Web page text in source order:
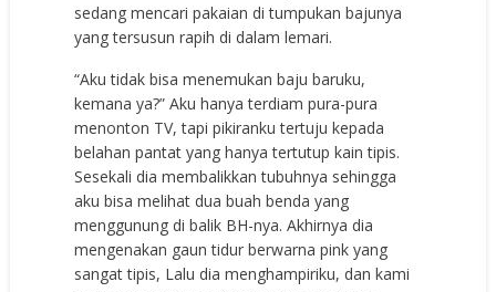
sedang mencari pakaian di tumpukan bajunya
yang tersusun rapih di dalam lemari.
“Aku tidak bisa menemukan baju baruku,
kemana ya?” Aku hanya terdiam pura-pura
menonton TV, tapi pikiranku tertuju kepada
belahan pantat yang hanya tertutup kain tipis.
Sesekali dia membalikkan tubuhnya sehingga
aku bisa melihat dua buah benda yang
menggunung di balik BH-nya. Akhirnya dia
mengenakan gaun tidur berwarna pink yang
sangat tipis, Lalu dia menghampiriku, dan kami